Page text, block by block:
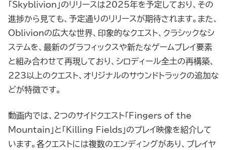
「Skyblivion」のリリースは2025年を予定しており、その
進捗から見ても、予定通りのリリースが期待されます。また、
Oblivionの広大な世界、印象的なクエスト、クラシックなシ
ステムを、最新のグラフィックスや新たなゲームプレイ要素
と組み合わせて再現しており、シロディール全土の再構築、
223以上のクエスト、オリジナルのサウンドトラックの追加な
どが特徴です。
動画内では、2つのサイドクエスト「Fingers of the
Mountain」と「Killing Fields」のプレイ映像を紹介して
います。各クエストには複数のエンディングがあり、プレイヤ